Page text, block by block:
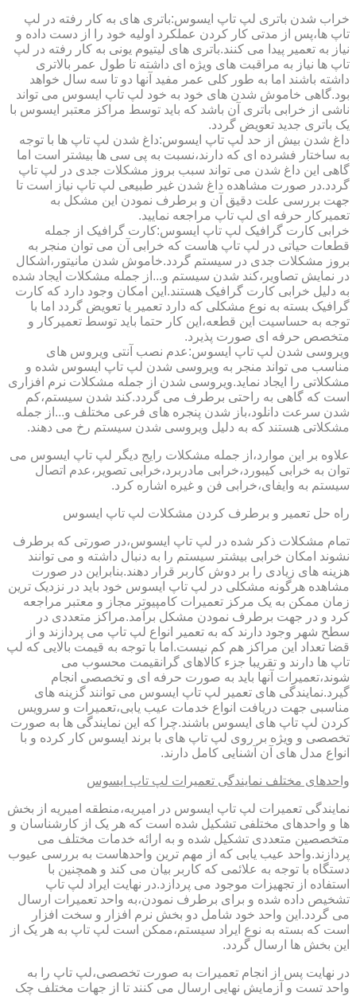
خراب شدن باتری لپ تاپ ایسوس:باتری های به کار رفته در لپ
تاپ ها،پس از مدتی کار کردن عملکرد اولیه خود را از دست داده و
نیاز به تعمیر پیدا می کنند.باتری های لیتیوم یونی به کار رفته در لپ
تاپ ها نیاز به مراقبت های ویژه ای داشته تا طول عمر بالاتری
داشته باشند اما به طور کلی عمر مفید آنها دو تا سه سال خواهد
بود.گاهی خاموش شدن های خود به خود لپ تاپ ایسوس می تواند
ناشی از خرابی باتری آن باشد که باید توسط مراکز معتبر ایسوس با
یک باتری جدید تعویض گردد.
داغ شدن بیش از حد لپ تاپ ایسوس:داغ شدن لپ تاپ ها با توجه
به ساختار فشرده ای که دارند،نسبت به پی سی ها بیشتر است اما
گاهی این داغ شدن می تواند سبب بروز مشکلات جدی در لپ تاپ
گردد.در صورت مشاهده داغ شدن غیر طبیعی لپ تاپ نیاز است تا
جهت بررسی علت دقیق آن و برطرف نمودن این مشکل به
تعمیرکار حرفه ای لپ تاپ مراجعه نمایید.
خرابی کارت گرافیک لپ تاپ ایسوس:کارت گرافیک از جمله
قطعات حیاتی در لپ تاپ هاست که خرابی آن می توان منجر به
بروز مشکلات جدی در سیستم گردد.خاموش شدن مانیتور،اشکال
در نمایش تصاویر،کند شدن سیستم و...از جمله مشکلات ایجاد شده
به دلیل خرابی کارت گرافیک هستند.این امکان وجود دارد که کارت
گرافیک بسته به نوع مشکلی که دارد تعمیر یا تعویض گردد اما با
توجه به حساسیت این قطعه،این کار حتما باید توسط تعمیرکار و
متخصص حرفه ای صورت پذیرد.
ویروسی شدن لپ تاپ ایسوس:عدم نصب آنتی ویروس های
مناسب می تواند منجر به ویروسی شدن لپ تاپ ایسوس شده و
مشکلاتی را ایجاد نماید.ویروسی شدن از جمله مشکلات نرم افزاری
است که گاهی به راحتی برطرف می گردد.کند شدن سیستم،کم
شدن سرعت دانلود،باز شدن پنجره های فرعی مختلف و...از جمله
مشکلاتی هستند که به دلیل ویروسی شدن سیستم رخ می دهند.
علاوه بر این موارد،از جمله مشکلات رایج دیگر لپ تاپ ایسوس می
توان به خرابی کیبورد،خرابی مادربرد،خرابی تصویر،عدم اتصال
سیستم به وایفای،خرابی فن و غیره اشاره کرد.
راه حل تعمیر و برطرف کردن مشکلات لپ تاپ ایسوس
تمام مشکلات ذکر شده در لپ تاپ ایسوس،در صورتی که برطرف
نشوند امکان خرابی بیشتر سیستم را به دنبال داشته و می توانند
هزینه های زیادی را بر دوش کاربر قرار دهند.بنابراین در صورت
مشاهده هرگونه مشکلی در لپ تاپ ایسوس خود باید در نزدیک ترین
زمان ممکن به یک مرکز تعمیرات کامپیوتر مجاز و معتبر مراجعه
کرد و در جهت برطرف نمودن مشکل برآمد.مراکز متعددی در
سطح شهر وجود دارند که به تعمیر انواع لپ تاپ می پردازند و از
قضا تعداد این مراکز هم کم نیست.اما با توجه به قیمت بالایی که لپ
تاپ ها دارند و تقریبا جزء کالاهای گرانقیمت محسوب می
شوند،تعمیرات آنها باید به صورت حرفه ای و تخصصی انجام
گیرد.نمایندگی های تعمیر لپ تاپ ایسوس می توانند گزینه های
مناسبی جهت دریافت انواع خدمات عیب یابی،تعمیرات و سرویس
کردن لپ تاپ های ایسوس باشند.چرا که این نمایندگی ها به صورت
تخصصی و ویژه بر روی لپ تاپ های با برند ایسوس کار کرده و با
انواع مدل های آن آشنایی کامل دارند.
واحدهای مختلف نمایندگی تعمیرات لپ تاپ ایسوس
نمایندگی تعمیرات لپ تاپ ایسوس در امیریه،منطقه امیریه از بخش
ها و واحدهای مختلفی تشکیل شده است که هر یک از کارشناسان و
متخصصین متعددی تشکیل شده و به ارائه خدمات مختلف می
پردازند.واحد عیب یابی که از مهم ترین واحدهاست به بررسی عیوب
دستگاه با توجه به علائمی که کاربر بیان می کند و همچنین با
استفاده از تجهیزات موجود می پردازد.در نهایت ایراد لپ تاپ
تشخیص داده شده و برای برطرف نمودن،به واحد تعمیرات ارسال
می گردد.این واحد خود شامل دو بخش نرم افزار و سخت افزار
است که بسته به نوع ایراد سیستم،ممکن است لپ تاپ به هر یک از
این بخش ها ارسال گردد.
در نهایت پس از انجام تعمیرات به صورت تخصصی،لپ تاپ را به
واحد تست و آزمایش نهایی ارسال می کنند تا از جهات مختلف چک